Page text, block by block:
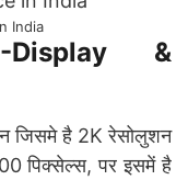
India
&
जिसमे है 2K रेसोलुशन
पिक्सेल्स, पर इसमें है